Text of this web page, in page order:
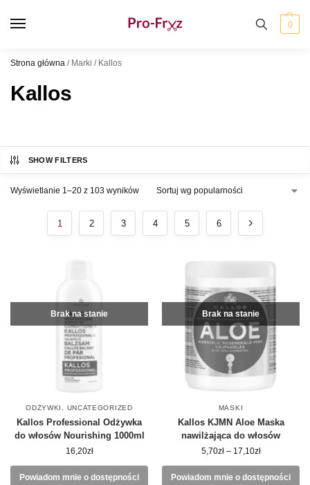
0
Strona główna / Marki / Kallos
Kallos
SHOW FILTERS
Wyświetlanie 1–20 z 103 wyników
1 2 3 4 5 6
Brak na stanie
ODŻYWKI UNCATEGORIZED
Kallos Professional Odżywka
do włosów Nourishing 1000ml
16,20zł
Powiadom mnie o dostępności
Brak na stanie
MASKI
Kallos KJMN Aloe Maska
nawilżająca do włosów
5,70zł – 17,10zł
Powiadom mnie o dostępności